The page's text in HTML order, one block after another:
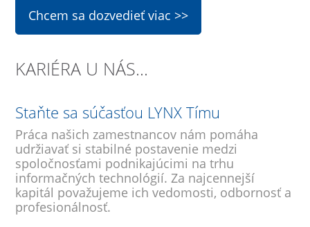
Chcem sa dozvedieť viac >>
KARIÉRA U NÁS...
Staňte sa súčasťou LYNX Tímu
Práca našich zamestnancov nám pomáha
udržiavať si stabilné postavenie medzi
spoločnosťami podnikajúcimi na trhu
informačných technológií. Za najcennejší
kapitál považujeme ich vedomosti, odbornosť a
profesionálnosť.